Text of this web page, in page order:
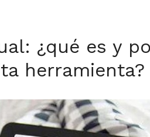
¿qué es y
herramienta?